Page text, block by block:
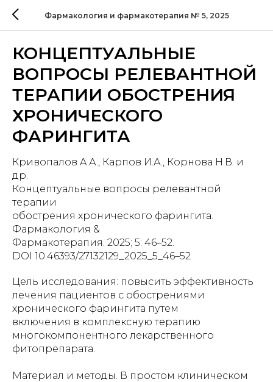
Фармакология и фармакотерапия № 5, 2025
КОНЦЕПТУАЛЬНЫЕ
ВОПРОСЫ РЕЛЕВАНТНОЙ
ТЕРАПИИ ОБОСТРЕНИЯ
ХРОНИЧЕСКОГО
ФАРИНГИТА
Кривопалов A.А., Карпов И.А., Корнова Н.В. и
др.
Концептуальные вопросы релевантной
терапии
обострения хронического фарингита.
Фармакология &
Фармакотерапия. 2025; 5: 46–52.
DOI 10.46393/27132129_2025_5_46–52
Цель исследования: повысить эффективность
лечения пациентов с обострениями
хронического фарингита путем
включения в комплексную терапию
многокомпонентного лекарственного
фитопрепарата.
Материал и методы. В простом клиническом